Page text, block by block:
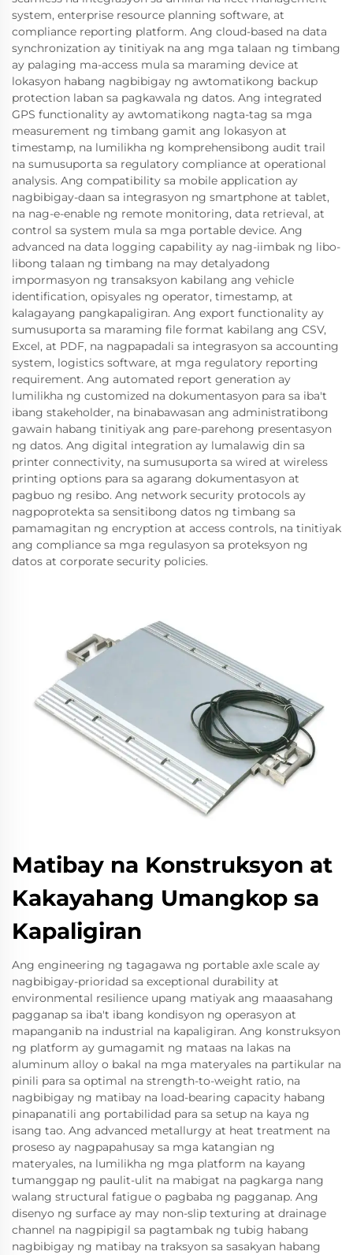
system, enterprise resource planning software, at
compliance reporting platform. Ang cloud-based na data
synchronization ay tinitiyak na ang mga talaan ng timbang
ay palaging ma-access mula sa maraming device at
lokasyon habang nagbibigay ng awtomatikong backup
protection laban sa pagkawala ng datos. Ang integrated
GPS functionality ay awtomatikong nagta-tag sa mga
measurement ng timbang gamit ang lokasyon at
timestamp, na lumilikha ng komprehensibong audit trail
na sumusuporta sa regulatory compliance at operational
analysis. Ang compatibility sa mobile application ay
nagbibigay-daan sa integrasyon ng smartphone at tablet,
na nag-e-enable ng remote monitoring, data retrieval, at
control sa system mula sa mga portable device. Ang
advanced na data logging capability ay nag-iimbak ng libo-
libong talaan ng timbang na may detalyadong
impormasyon ng transaksyon kabilang ang vehicle
identification, opisyales ng operator, timestamp, at
kalagayang pangkapaligiran. Ang export functionality ay
sumusuporta sa maraming file format kabilang ang CSV,
Excel, at PDF, na nagpapadali sa integrasyon sa accounting
system, logistics software, at mga regulatory reporting
requirement. Ang automated report generation ay
lumilikha ng customized na dokumentasyon para sa iba't
ibang stakeholder, na binabawasan ang administratibong
gawain habang tinitiyak ang pare-parehong presentasyon
ng datos. Ang digital integration ay lumalawig din sa
printer connectivity, na sumusuporta sa wired at wireless
printing options para sa agarang dokumentasyon at
pagbuo ng resibo. Ang network security protocols ay
nagpoprotekta sa sensitibong datos ng timbang sa
pamamagitan ng encryption at access controls, na tinitiyak
ang compliance sa mga regulasyon sa proteksyon ng
datos at corporate security policies.
Matibay na Konstruksyon at
Kakayahang Umangkop sa
Kapaligiran
Ang engineering ng tagagawa ng portable axle scale ay
nagbibigay-prioridad sa exceptional durability at
environmental resilience upang matiyak ang maaasahang
pagganap sa iba't ibang kondisyon ng operasyon at
mapanganib na industrial na kapaligiran. Ang konstruksyon
ng platform ay gumagamit ng mataas na lakas na
aluminum alloy o bakal na mga materyales na partikular na
pinili para sa optimal na strength-to-weight ratio, na
nagbibigay ng matibay na load-bearing capacity habang
pinapanatili ang portabilidad para sa setup na kaya ng
isang tao. Ang advanced metallurgy at heat treatment na
proseso ay nagpapahusay sa mga katangian ng
materyales, na lumilikha ng mga platform na kayang
tumanggap ng paulit-ulit na mabigat na pagkarga nang
walang structural fatigue o pagbaba ng pagganap. Ang
disenyo ng surface ay may non-slip texturing at drainage
channel na nagpipigil sa pagtambak ng tubig habang
nagbibigay ng matibay na traksyon sa sasakyan habang